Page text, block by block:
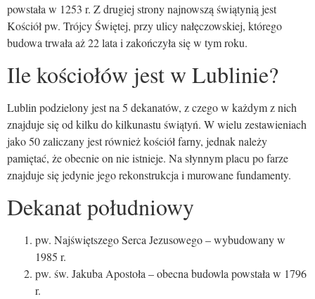
powstała w 1253 r. Z drugiej strony najnowszą świątynią jest
Kościół pw. Trójcy Świętej, przy ulicy nałęczowskiej, którego
budowa trwała aż 22 lata i zakończyła się w tym roku.
Ile kościołów jest w Lublinie?
Lublin podzielony jest na 5 dekanatów, z czego w każdym z nich
znajduje się od kilku do kilkunastu świątyń. W wielu zestawieniach
jako 50 zaliczany jest również kościół farny, jednak należy
pamiętać, że obecnie on nie istnieje. Na słynnym placu po farze
znajduje się jedynie jego rekonstrukcja i murowane fundamenty.
Dekanat południowy
pw. Najświętszego Serca Jezusowego – wybudowany w
1985 r.
pw. św. Jakuba Apostoła – obecna budowla powstała w 1796
r.